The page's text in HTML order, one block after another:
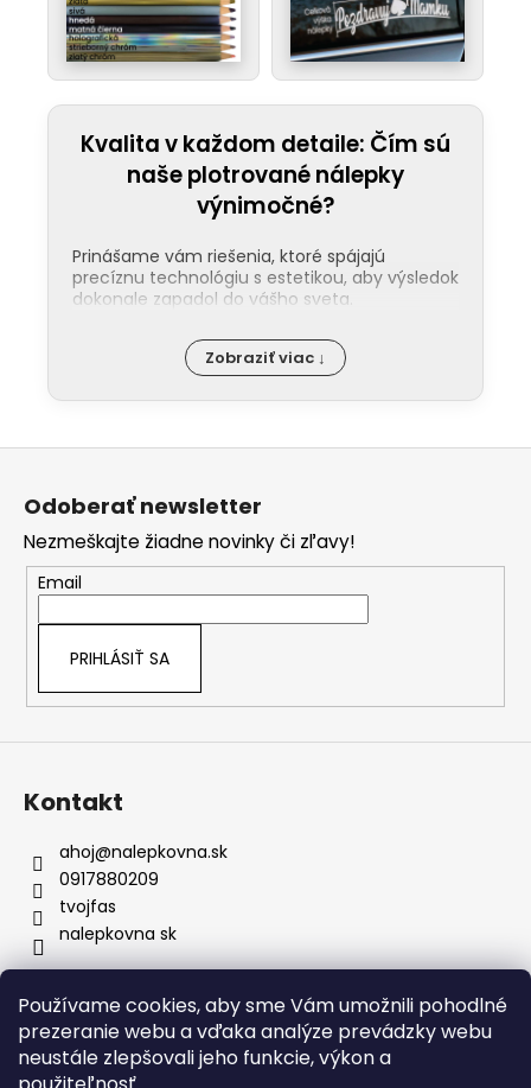
Používame cookies, aby sme Vám umožnili pohodlné
prezeranie webu a vďaka analýze prevádzky webu
neustále zlepšovali jeho funkcie, výkon a
Kvalita v každom detaile: Čím sú
naše plotrované nálepky
výnimočné?
Prinášame vám riešenia, ktoré spájajú
precíznu technológiu s estetikou, aby výsledok
dokonale zapadol do vášho sveta.
Jednoduchá aplikácia: Nalepenie
našej nálepky zvládne každý. Ku každej
sprievodcu na našomYouTube.
nálepky sú pripravené na náročné
vonkajšie podmienky. Používame
prémiové fólie, ktoré si dlhodobo
zachovávajú svoju kvalitu aj pri
pravidelnej údržbe či návšteve
umyvárky.
Bezpečné doručenie:
neprekladáme – väčšie rozmery vždy
rolujeme, čím predchádzame
akémukoľvek poškodeniu materiálu.
Prenoska je samozrejmosť:Každú
umiestnenie a profesionálny výsledok.
Zobraziť viac ↓
Z
Odoberať newsletter
Nezmeškajte žiadne novinky či zľavy!
Email
PRIHLÁSIŤ SA
Kontakt
ahoj@nalepkovna.sk
0917880209
tvojfas
nalepkovna sk
Obchodné podmienky
Podmienky ochrany osobných údajov
Kontakt
Doprava a platba Podmienky vrátenia Bez nálepiek